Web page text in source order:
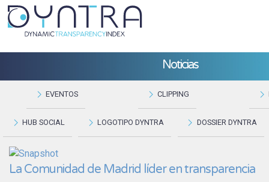
Noticias
EVENTOS CLIPPING
HUB SOCIAL LOGOTIPO DYNTRA DOSSIER DYNTRA
La Comunidad de Madrid líder en transparencia